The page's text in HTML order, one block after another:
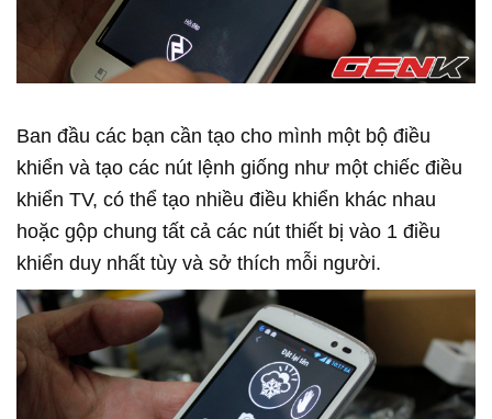
Ban đầu các bạn cần tạo cho mình một bộ điều
khiển và tạo các nút lệnh giống như một chiếc điều
khiển TV, có thể tạo nhiều điều khiển khác nhau
hoặc gộp chung tất cả các nút thiết bị vào 1 điều
khiển duy nhất tùy và sở thích mỗi người.